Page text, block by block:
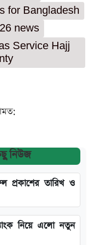
for Bangladesh
news
Service Hajj
নিউজ
তারিখ ও
নিয়ে এলো নতুন